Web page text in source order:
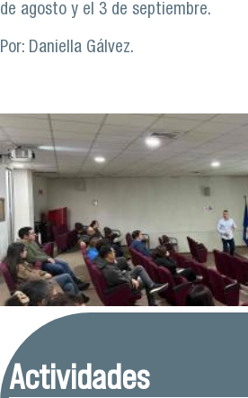
de agosto y el 3 de septiembre.
Por: Daniella Gálvez.
Actividades